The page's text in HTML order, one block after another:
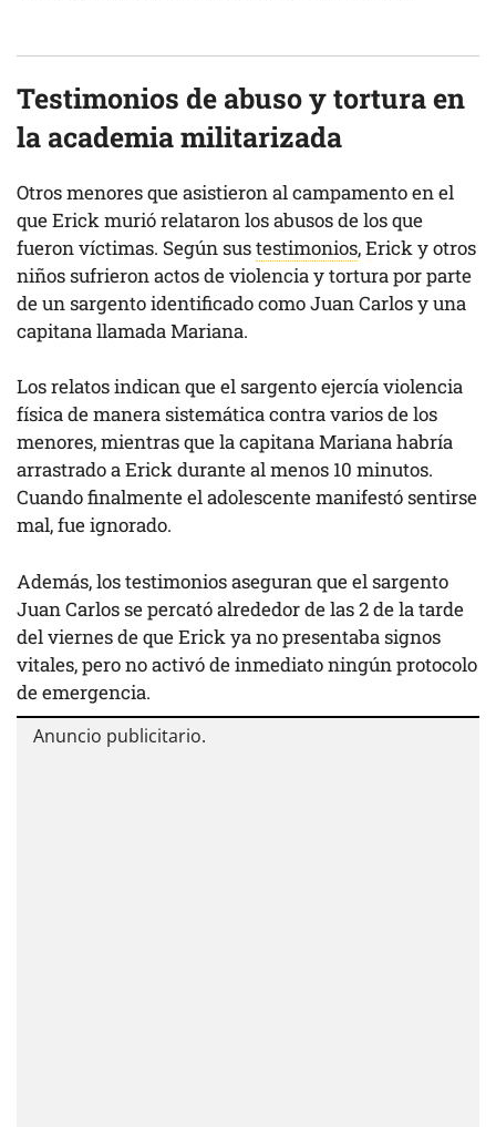
Testimonios de abuso y tortura en
la academia militarizada
Otros menores que asistieron al campamento en el
que Erick murió relataron los abusos de los que
fueron víctimas. Según sustestimonios, Erick y otros
niños sufrieron actos de violencia y tortura por parte
de un sargento identificado como Juan Carlos y una
capitana llamada Mariana.
Los relatos indican que el sargento ejercía violencia
física de manera sistemática contra varios de los
menores, mientras que la capitana Mariana habría
arrastrado a Erick durante al menos 10 minutos.
Cuando finalmente el adolescente manifestó sentirse
mal, fue ignorado.
Además, los testimonios aseguran que el sargento
Juan Carlos se percató alrededor de las 2 de la tarde
del viernes de que Erick ya no presentaba signos
vitales, pero no activó de inmediato ningún protocolo
de emergencia.